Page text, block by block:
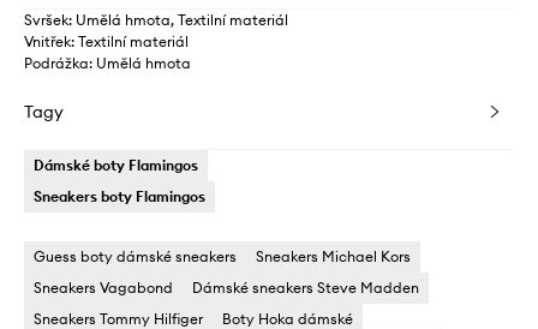
Svršek: Umělá hmota, Textilní materiál
Vnitřek: Textilní materiál
Podrážka: Umělá hmota
Tagy
Dámské boty Flamingos
Sneakers boty Flamingos
Guess boty dámské sneakers
Sneakers Michael Kors
Sneakers Vagabond
Dámské sneakers Steve Madden
Sneakers Tommy Hilfiger
Boty Hoka dámské